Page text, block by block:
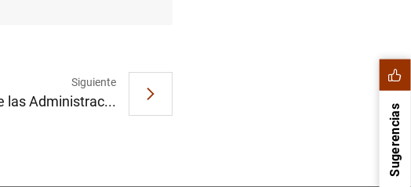
Siguiente
las Administrac...
Sugerencias